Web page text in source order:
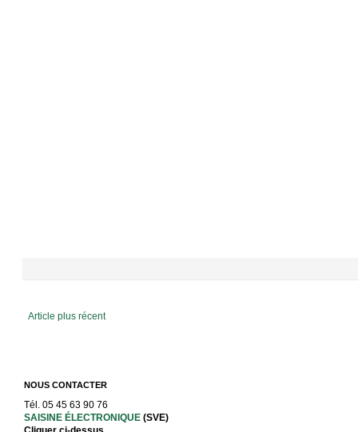
Article plus récent
NOUS CONTACTER
Tél. 05 45 63 90 76
SAISINE ÉLECTRONIQUE (SVE)